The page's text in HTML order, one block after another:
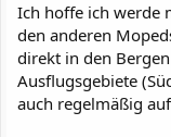
Ich hoffe ich werde
den anderen
direkt in den
Ausflugsgebiete
auch regelmäßig